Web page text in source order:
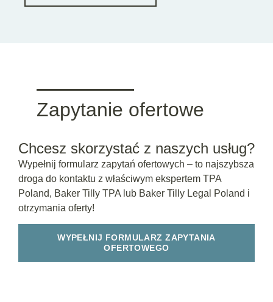
Zapytanie ofertowe
Chcesz skorzystać z naszych usług?
Wypełnij formularz zapytań ofertowych – to najszybsza
droga do kontaktu z właściwym ekspertem TPA
Poland, Baker Tilly TPA lub Baker Tilly Legal Poland i
otrzymania oferty!
WYPEŁNIJ FORMULARZ ZAPYTANIA
OFERTOWEGO